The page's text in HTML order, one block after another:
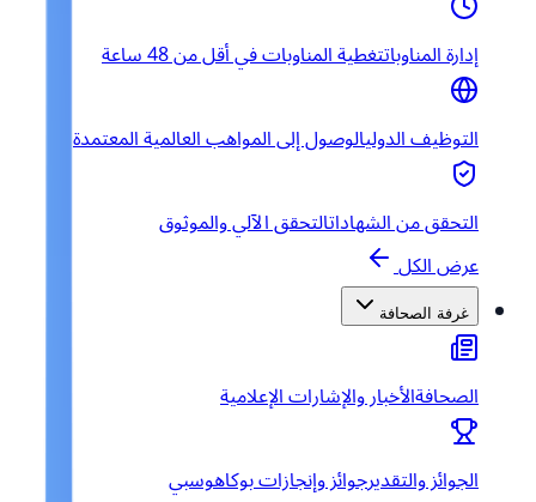
إدارة المناوباتتغطية المناوبات في أقل من 48 ساعة
التوظيف الدوليالوصول إلى المواهب العالمية المعتمدة
التحقق من الشهاداتالتحقق الآلي والموثوق
عرض الكل
غرفة الصحافة
الصحافةالأخبار والإشارات الإعلامية
الجوائز والتقديرجوائز وإنجازات بوكاهوسبي